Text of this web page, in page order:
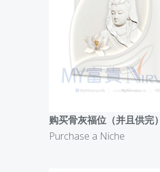
购买骨灰福位（并且供完）
Purchase a Niche